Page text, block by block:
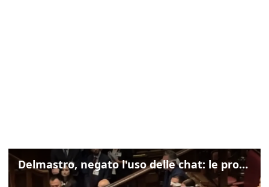
Delmastro, negato l'uso delle chat: le proteste di Avs e M5s